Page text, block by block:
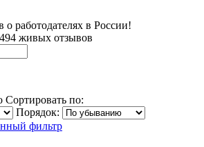
работодателях в России!
живых отзывов
Сортировать по:
Порядок:
фильтр